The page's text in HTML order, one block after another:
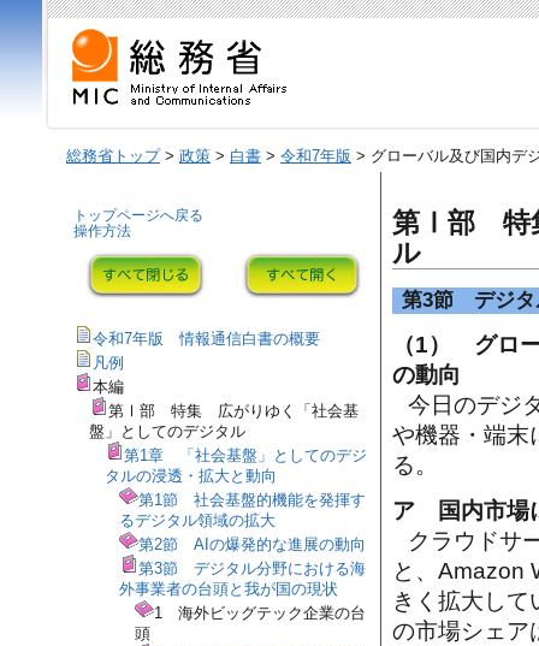
総務省トップ> 政策 > 白書 > 令和7年版 > グローバル及び国内デ
第Ⅰ部 特
ル
第3節 デジタ
（1） グロ
の動向
今日のデジ
や機器・端末
る。
ア 国内市場
クラウドサ
と、Amazon
きく拡大して
の市場シェア
トップページへ戻る
操作方法
令和7年版 情報通信白書の概要
凡例
本編
第Ⅰ部 特集 広がりゆく「社会基
盤」としてのデジタル
第1章 「社会基盤」としてのデジ
タルの浸透・拡大と動向
第1節 社会基盤的機能を発揮す
るデジタル領域の拡大
第2節 AIの爆発的な進展の動向
第3節 デジタル分野における海
外事業者の台頭と我が国の現状
1 海外ビッグテック企業の台
頭